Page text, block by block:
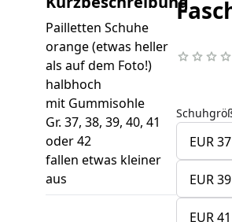
Pailletten Schuhe
orange (etwas heller
als auf dem Foto!)
halbhoch
mit Gummisohle
Gr. 37, 38, 39, 40, 41
oder 42
fallen etwas kleiner
aus
EUR 37
EUR 39
EUR 41